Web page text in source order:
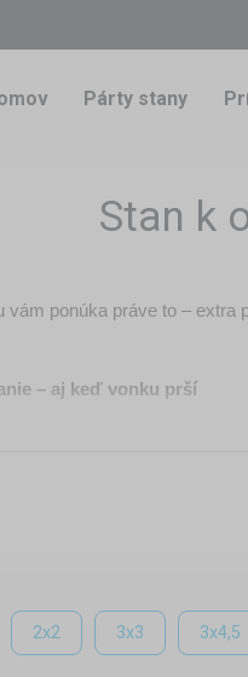
Párty stany
Stan k
vám ponúka práve to –
– aj keď vonku prší
získate krytý priestor, kde
2x2 3x3 3x4,5